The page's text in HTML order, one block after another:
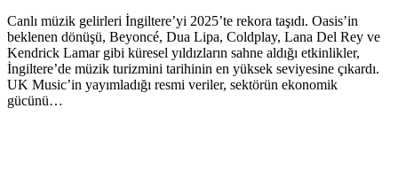
Canlı müzik gelirleri İngiltere’yi 2025’te rekora taşıdı. Oasis’in
beklenen dönüşü, Beyoncé, Dua Lipa, Coldplay, Lana Del Rey ve
Kendrick Lamar gibi küresel yıldızların sahne aldığı etkinlikler,
İngiltere’de müzik turizmini tarihinin en yüksek seviyesine çıkardı.
UK Music’in yayımladığı resmi veriler, sektörün ekonomik
gücünü…